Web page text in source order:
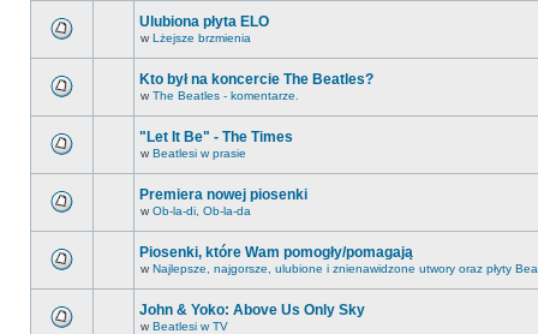
Ulubiona płyta ELO
w Lżejsze brzmienia
Kto był na koncercie The Beatles?
w The Beatles - komentarze.
"Let It Be" - The Times
w Beatlesi w prasie
Premiera nowej piosenki
w Ob-la-di, Ob-la-da
Piosenki, które Wam pomogły/pomagają
w Najlepsze, najgorsze, ulubione i znienawidzone utwory oraz płyty
John & Yoko: Above Us Only Sky
w Beatlesi w TV